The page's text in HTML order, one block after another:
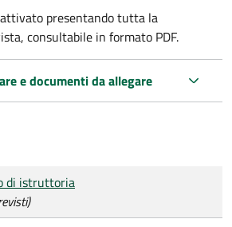
presentando tutta la
consultabile in formato PDF.
e documenti da allegare
di istruttoria